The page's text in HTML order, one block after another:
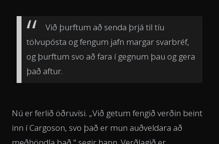
Við þurftum að senda þrjá til tíu
tölvupósta og fengum jafn margar svarbréf,
og þurftum svo að fara í gegnum þau og gera
það aftur.
Nú er ferlið öðruvísi. „Við getum fengið verðin beint
inn í Cargoson, svo það er mun auðveldara að